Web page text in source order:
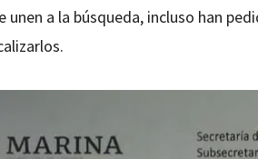
unen a la búsqueda, incluso han